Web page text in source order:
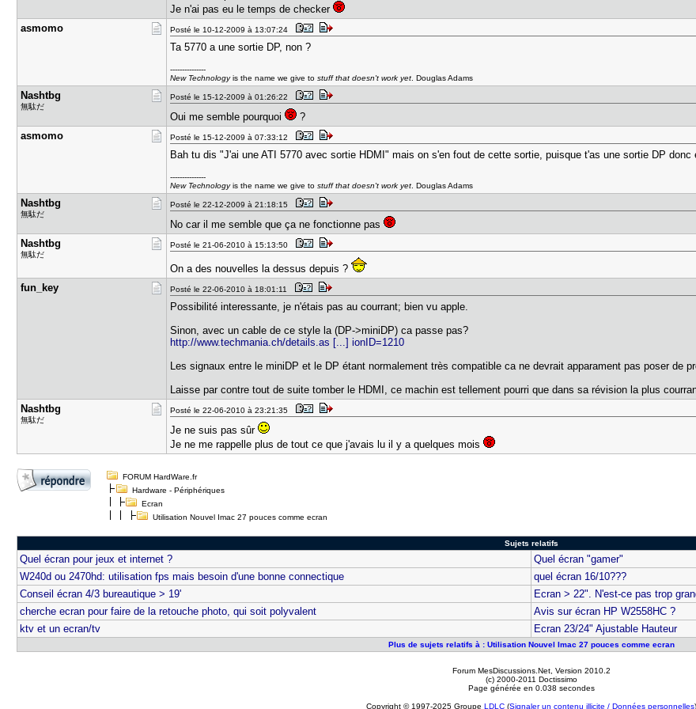
Je n'ai pas eu le temps de checker
asmomo
Posté le 10-12-2009 à 13:07:24
Ta 5770 a une sortie DP, non ?
---------------
New Technologyis the name we give tostuff that doesn't work yet . Douglas Adams
Nashtbg
無駄だ
Posté le 15-12-2009 à 01:26:22
Oui me semble pourquoi
?
asmomo
Posté le 15-12-2009 à 07:33:12
Bah tu dis "J'ai une ATI 5770 avec sortie HDMI" mais on s'en fout de cette sortie, puisque t'as une sortie DP
---------------
New Technologyis the name we give tostuff that doesn't work yet . Douglas Adams
Nashtbg
無駄だ
Posté le 22-12-2009 à 21:18:15
No car il me semble que ça ne fonctionne pas
Nashtbg
無駄だ
Posté le 21-06-2010 à 15:13:50
On a des nouvelles la dessus depuis ?
fun_key
Posté le 22-06-2010 à 18:01:11
Possibilité interessante, je n'étais pas au courrant; bien vu apple.
Sinon, avec un cable de ce style la (DP->miniDP) ca passe pas?
http://www.techmania.ch/details.as [...] ionID=1210
Les signaux entre le miniDP et le DP étant normalement très compatible ca ne devrait apparament pas poser de
Laisse par contre tout de suite tomber le HDMI, ce machin est tellement pourri que dans sa révision la plus
Nashtbg
無駄だ
Posté le 22-06-2010 à 23:21:35
Je ne suis pas sûr
Je ne me rappelle plus de tout ce que j'avais lu il y a quelques mois
FORUM HardWare.fr
Hardware - Périphériques
Ecran
Utilisation Nouvel Imac 27 pouces comme ecran
Sujets relatifs
Quel écran pour jeux et internet ?
Quel écran "gamer"
W240d ou 2470hd: utilisation fps mais besoin d'une bonne connectique
quel écran 16/10???
Conseil écran 4/3 bureautique > 19'
Ecran > 22". N'est-ce pas trop
cherche ecran pour faire de la retouche photo, qui soit polyvalent
Avis sur écran HP W2558HC ?
ktv et un ecran/tv
Ecran 23/24" Ajustable Hauteur
Plus de sujets relatifs à : Utilisation Nouvel Imac 27 pouces comme ecran
Forum MesDiscussions.Net , Version 2010.2
(c) 2000-2011 Doctissimo
Page générée en 0.038 secondes
Copyright © 1997-2025 Groupe LDLC (Signaler un contenu illicite / Données personnelles)